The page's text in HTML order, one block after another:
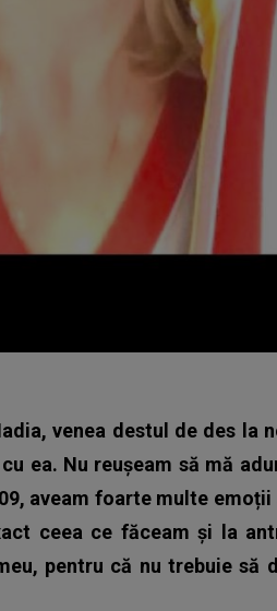
venea destul de des la
ea. Nu reușeam să mă
aveam foarte multe emoții
ceea ce făceam și la
pentru că nu trebuie să